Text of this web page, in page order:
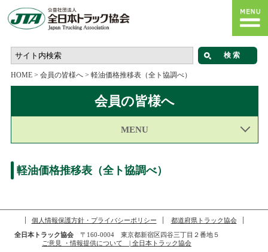
HOME> 会員の皆様へ> 軽油価格推移表（全ト協調べ）
会員の皆様へ
MENU
軽油価格推移表（全ト協調べ）
個人情報保護方針・プライバシーポリシー
都道府県トラック協会
全日本トラック協会〒160-0004 東京都新宿区四谷三丁目２番地５
ご意見 ・情報提供について | 全日本トラック協会